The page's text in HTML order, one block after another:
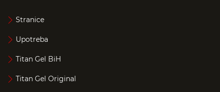
Stranice
Upotreba
Titan Gel BiH
Titan Gel Original